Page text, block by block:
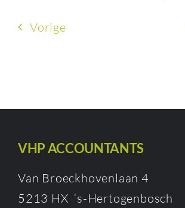
Vorige
VHP ACCOUNTANTS
Van Broeckhovenlaan 4
5213 HX ‘s-Hertogenbosch